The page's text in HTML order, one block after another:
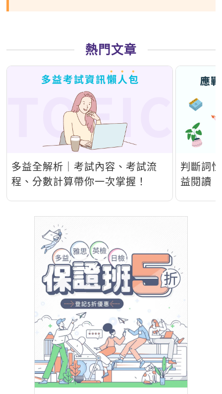
熱門文章
多益全解析｜考試內容、考試流
程、分數計算帶你一次掌握！
判斷詞
益閱讀